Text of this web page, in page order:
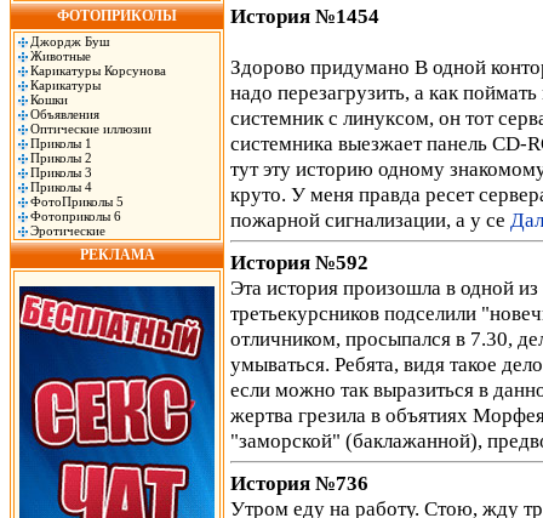
ФОТОПРИКОЛЫ
Джордж Буш
Животные
Карикатуры Корсунова
Карикатуры
Кошки
Объявления
Оптические иллюзии
Приколы 1
Приколы 2
Приколы 3
Приколы 4
ФотоПриколы 5
Фотоприколы 6
Эротические
РЕКЛАМА
История №1454
Здорово придумано В одной
надо перезагрузить, а как
системник с линуксом, он тот
системника выезжает панель CD-
тут эту историю одному
круто. У меня правда ресет
пожарной сигнализации, а у се
История №592
Эта история произошла в одной
третьекурсников подселили
отличником, просыпался в 7.30,
умываться. Ребята, видя такое
если можно так выразиться в
жертва грезила в объятиях
"заморской" (баклажанной),
История №736
Утром еду на работу. Стою, жду